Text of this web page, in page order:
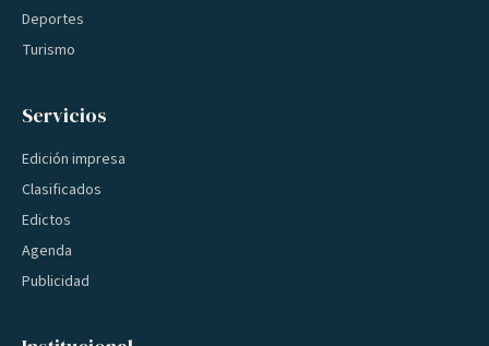
Deportes
Turismo
Servicios
Edición impresa
Clasificados
Edictos
Agenda
Publicidad